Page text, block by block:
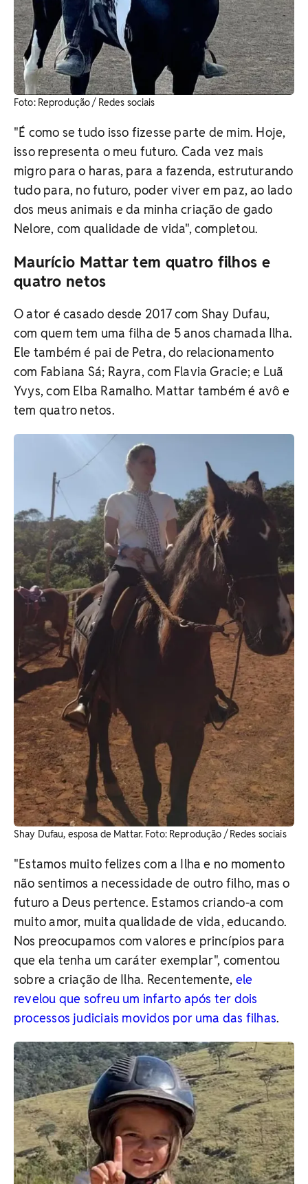
​Foto: Reprodução / Redes sociais
"É como se tudo isso fizesse parte de mim. Hoje,
isso representa o meu futuro. Cada vez mais
migro para o haras, para a fazenda, estruturando
tudo para, no futuro, poder viver em paz, ao lado
dos meus animais e da minha criação de gado
Nelore, com qualidade de vida", completou.
Maurício Mattar tem quatro filhos e
quatro netos
O ator é casado desde 2017 com Shay Dufau,
com quem tem uma filha de 5 anos chamada Ilha.
Ele também é pai de Petra, do relacionamento
com Fabiana Sá; Rayra, com Flavia Gracie; e Luã
Yvys, com Elba Ramalho. Mattar também é avô e
tem quatro netos.
Shay Dufau, esposa de Mattar. ​Foto: Reprodução / Redes sociais
"Estamos muito felizes com a Ilha e no momento
não sentimos a necessidade de outro filho, mas o
futuro a Deus pertence. Estamos criando-a com
muito amor, muita qualidade de vida, educando.
Nos preocupamos com valores e princípios para
que ela tenha um caráter exemplar", comentou
sobre a criação de Ilha. Recentemente, ele
revelou que sofreu um infarto após ter dois
processos judiciais movidos por uma das filhas.